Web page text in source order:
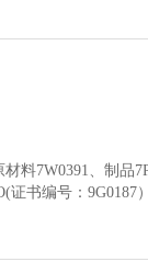
材料7W0391、制品
证书编号：9G0187）